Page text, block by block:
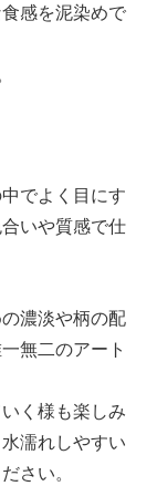
感を泥染めで
でよく目にす
いや質感で仕
濃淡や柄の配
無二のアート
く様も楽しみ
濡れしやすい
さい。